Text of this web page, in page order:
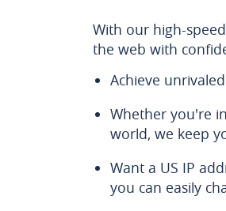
With our high-
the web with
Achieve
Whether you're
world, we keep
Want a US IP
you can easily